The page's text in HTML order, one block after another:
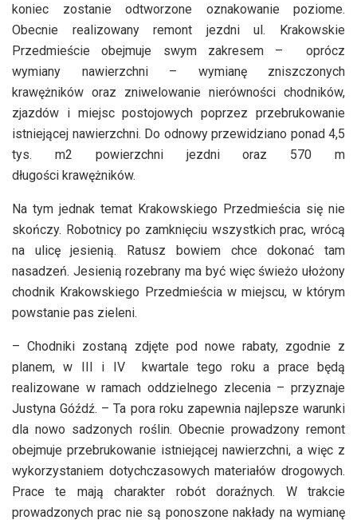
koniec zostanie odtworzone oznakowanie poziome.
Obecnie realizowany remont jezdni ul. Krakowskie
Przedmieście obejmuje swym zakresem – oprócz
wymiany nawierzchni – wymianę zniszczonych
krawężników oraz zniwelowanie nierówności chodników,
zjazdów i miejsc postojowych poprzez przebrukowanie
istniejącej nawierzchni. Do odnowy przewidziano ponad 4,5
tys. m2 powierzchni jezdni oraz 570 m
długości krawężników.
Na tym jednak temat Krakowskiego Przedmieścia się nie
skończy. Robotnicy po zamknięciu wszystkich prac, wrócą
na ulicę jesienią. Ratusz bowiem chce dokonać tam
nasadzeń. Jesienią rozebrany ma być więc świeżo ułożony
chodnik Krakowskiego Przedmieścia w miejscu, w którym
powstanie pas zieleni.
– Chodniki zostaną zdjęte pod nowe rabaty, zgodnie z
planem, w III i IV kwartale tego roku a prace będą
realizowane w ramach oddzielnego zlecenia – przyznaje
Justyna Góźdź. – Ta pora roku zapewnia najlepsze warunki
dla nowo sadzonych roślin. Obecnie prowadzony remont
obejmuje przebrukowanie istniejącej nawierzchni, a więc z
wykorzystaniem dotychczasowych materiałów drogowych.
Prace te mają charakter robót doraźnych. W trakcie
prowadzonych prac nie są ponoszone nakłady na wymianę